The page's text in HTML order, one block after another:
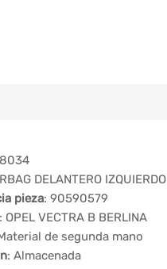
DELANTERO IZQUIERDO
pieza: 90590579
: OPEL VECTRA B BERLINA
de segunda mano
: Almacenada